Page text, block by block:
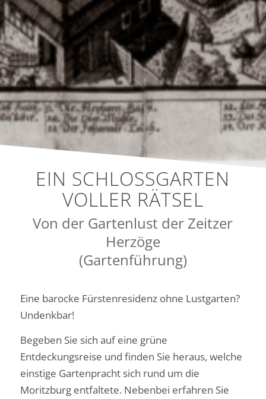
EIN SCHLOSSGARTEN
VOLLER RÄTSEL
Von der Gartenlust der Zeitzer
Herzöge
(Gartenführung)
Eine barocke Fürstenresidenz ohne Lustgarten?
Undenkbar!
Begeben Sie sich auf eine grüne
Entdeckungsreise und finden Sie heraus, welche
einstige Gartenpracht sich rund um die
Moritzburg entfaltete. Nebenbei erfahren Sie